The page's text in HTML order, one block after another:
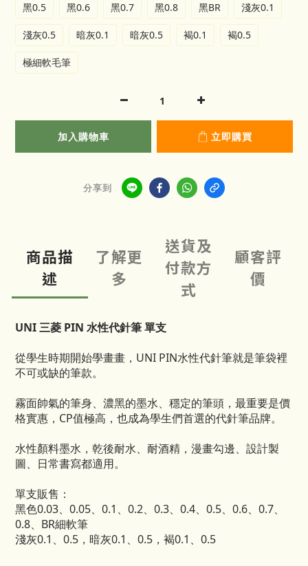
黑0.5 黑0.6 黑0.7 黑0.8 黑BR 淺灰0.1
淺灰0.5 暗灰0.1 暗灰0.5 褐0.1 褐0.5
極細軟毛筆
加入購物車 立即購買
分享到
商品描
述
了解更
多
送貨及
付款方
式
顧客評
價
UNI 三菱 PIN 水性代針筆 單支
從學生時期開始學畫畫，UNI PIN水性代針筆就是筆袋裡
不可或缺的筆款。
霧面帥氣的筆身、濃黑的墨水、穩定的筆頭，最重要是價
格實惠，CP值極高，也成為學生們首選的代針筆品牌。
水性顏料墨水，乾後耐水、耐酒精，漫畫勾邊、設計製
圖、日常書寫都適用。
單支販售：
黑色0.03、0.05、0.1、0.2、0.3、0.4、0.5、0.6、0.7、
0.8、BR細軟筆
淺灰0.1、0.5，暗灰0.1、0.5，褐0.1、0.5